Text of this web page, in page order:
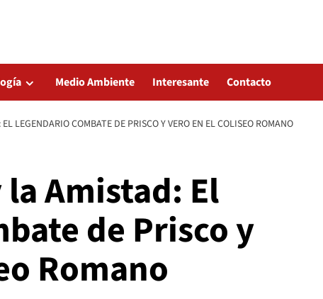
Medio Ambiente Interesante Contacto
LEGENDARIO COMBATE DE PRISCO Y VERO EN EL COLISEO ROMANO
Amistad: El
de Prisco y
Romano